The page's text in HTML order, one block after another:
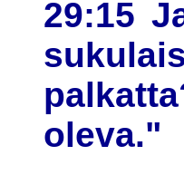
29:15
oleva."